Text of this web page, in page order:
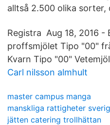
alltså 2.500 olika sorter,
Registra Aug 18, 2016 -
proffsmjölet Tipo "00"
Kvarn Tipo "00"
Carl nilsson almhult
master campus manga
manskliga rattigheter
jätten catering trollhättan